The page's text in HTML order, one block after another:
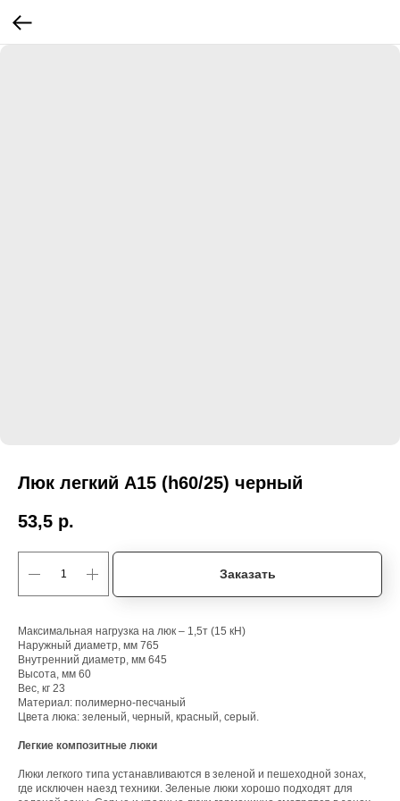
Люк легкий А15 (h60/25) черный
53,5 р.
Заказать
Максимальная нагрузка на люк – 1,5т (15 кН)
Наружный диаметр, мм 765
Внутренний диаметр, мм 645
Высота, мм 60
Вес, кг 23
Материал: полимерно-песчаный
Цвета люка: зеленый, черный, красный, серый.
Легкие композитные люки
Люки легкого типа устанавливаются в зеленой и пешеходной зонах,
где исключен наезд техники. Зеленые люки хорошо подходят для